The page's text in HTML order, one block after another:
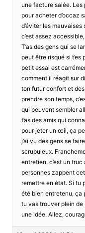
une facture salée.
pour acheter d’occaz
d’éviter les mauvaises
c’est assez
T’as des gens qui se
peut être risqué si t’es
petit essai est
comment il réagit sur
ton futur confort et des
prendre son temps,
qui peuvent sembler
t’as des amis qui
pour jeter un œil, ça
j’ai vu des gens se
scrupuleux.
entretien, c’est un
personnes zappent
remettre en état. Si tu
été bien entretenu, ça
tu vas trouver plein de
une idée. Allez,